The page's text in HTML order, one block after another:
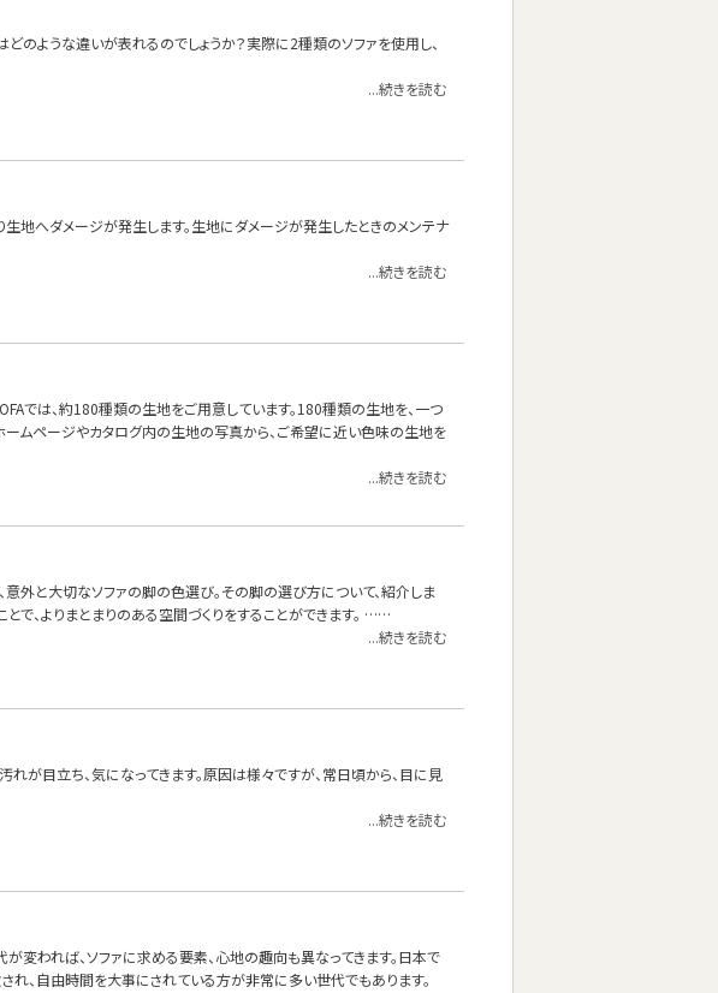
のような違いが表れるのでしょうか？実際に2種類のソファを使用し、
...続きを読む
地へダメージが発生します。生地にダメージが発生したときのメンテナ
...続きを読む
では、約180種類の生地をご用意しています。180種類の生地を、一つ
ームページやカタログ内の生地の写真から、ご希望に近い色味の生地を
...続きを読む
意外と大切なソファの脚の色選び。その脚の選び方について、紹介しま
で、よりまとまりのある空間づくりをすることができます。 ……
...続きを読む
が目立ち、気になってきます。原因は様々ですが、常日頃から、目に見
...続きを読む
変われば、ソファに求める要素、心地の趣向も異なってきます。日本で
れ、自由時間を大事にされている方が非常に多い世代でもあります。